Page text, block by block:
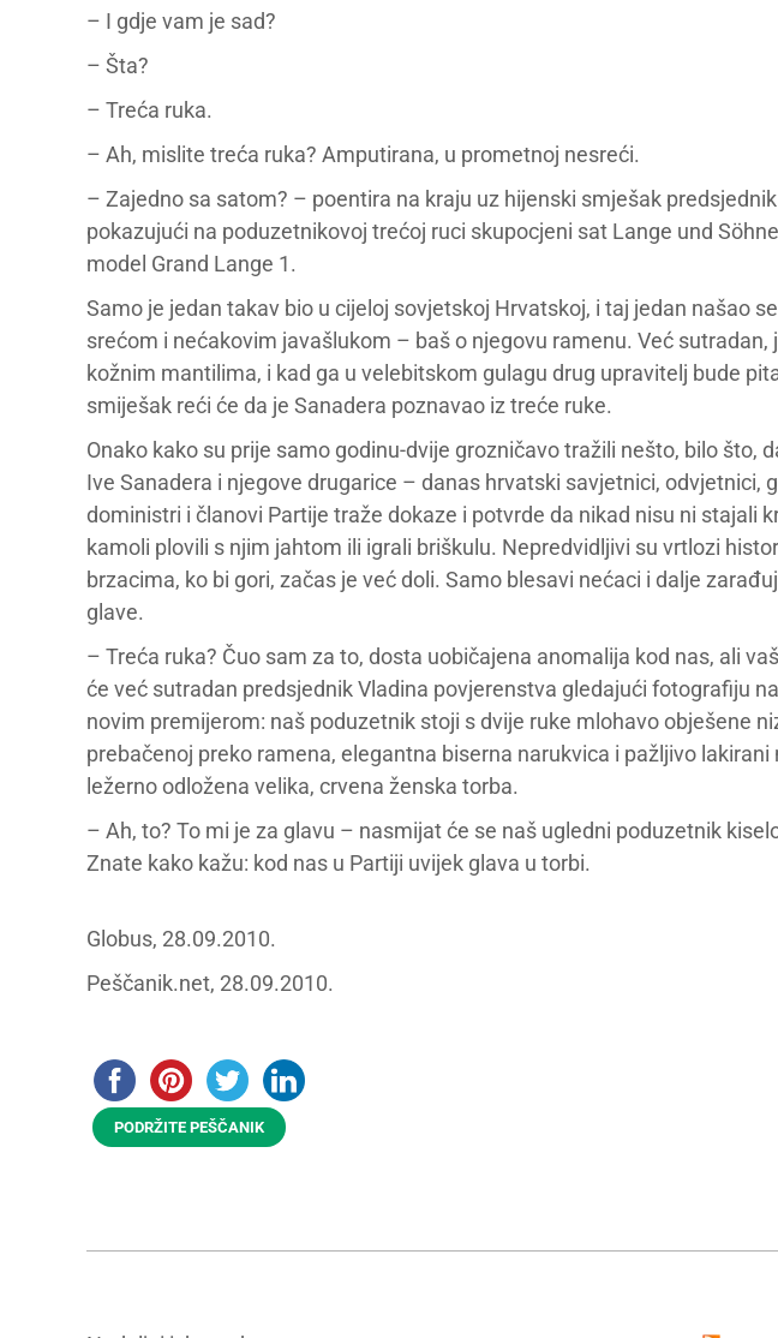
– I gdje vam je sad?
– Šta?
– Treća ruka.
– Ah, mislite treća ruka? Amputirana, u prometnoj nesreći.
– Zajedno sa satom? – poentira na kraju uz hijenski smješak
pokazujući na poduzetnikovoj trećoj ruci skupocjeni sat Lange und
model Grand Lange 1.
Samo je jedan takav bio u cijeloj sovjetskoj Hrvatskoj, i taj jedan našao
srećom i nećakovim javašlukom – baš o njegovu ramenu. Već sutradan,
kožnim mantilima, i kad ga u velebitskom gulagu drug upravitelj bude
smiješak reći će da je Sanadera poznavao iz treće ruke.
Onako kako su prije samo godinu-dvije grozničavo tražili nešto, bilo što,
Ive Sanadera i njegove drugarice – danas hrvatski savjetnici, odvjetnici,
doministri i članovi Partije traže dokaze i potvrde da nikad nisu ni stajali
kamoli plovili s njim jahtom ili igrali briškulu. Nepredvidljivi su vrtlozi
brzacima, ko bi gori, začas je već doli. Samo blesavi nećaci i dalje
glave.
– Treća ruka? Čuo sam za to, dosta uobičajena anomalija kod nas, ali
će već sutradan predsjednik Vladina povjerenstva gledajući fotografiju
novim premijerom: naš poduzetnik stoji s dvije ruke mlohavo obješene
prebačenoj preko ramena, elegantna biserna narukvica i pažljivo lakirani
ležerno odložena velika, crvena ženska torba.
– Ah, to? To mi je za glavu – nasmijat će se naš ugledni poduzetnik
Znate kako kažu: kod nas u Partiji uvijek glava u torbi.
Globus, 28.09.2010.
Peščanik.net, 28.09.2010.
PODRŽITE PEŠČANIK